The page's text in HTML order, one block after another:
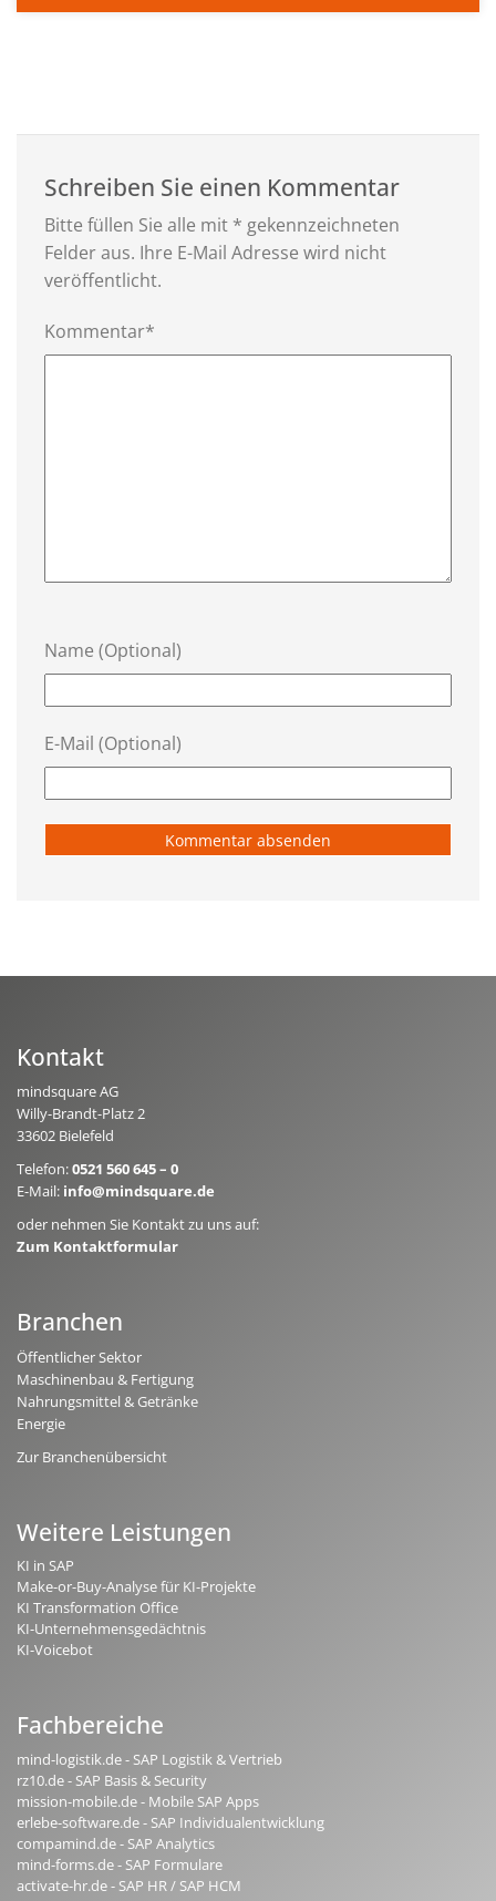
Schreiben Sie einen Kommentar
Bitte füllen Sie alle mit * gekennzeichneten
Felder aus. Ihre E-Mail Adresse wird nicht
veröffentlicht.
Kommentar*
Name (Optional)
E-Mail (Optional)
Kontakt
mindsquare AG
Willy-Brandt-Platz 2
33602 Bielefeld
Telefon:0521 560 645 – 0
E-Mail: info@mindsquare.de
oder nehmen Sie Kontakt zu uns auf:
Zum Kontaktformular
Branchen
Öffentlicher Sektor
Maschinenbau & Fertigung
Nahrungsmittel & Getränke
Energie
Zur Branchenübersicht
Weitere Leistungen
KI in SAP
Make-or-Buy-Analyse für KI-Projekte
KI Transformation Office
KI-Unternehmensgedächtnis
KI-Voicebot
Fachbereiche
mind-logistik.de - SAP Logistik & Vertrieb
rz10.de - SAP Basis & Security
mission-mobile.de - Mobile SAP Apps
erlebe-software.de - SAP Individualentwicklung
compamind.de - SAP Analytics
mind-forms.de - SAP Formulare
activate-hr.de - SAP HR / SAP HCM